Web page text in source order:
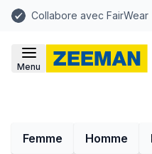
Collabore avec FairWear
Menu
Femme Homme